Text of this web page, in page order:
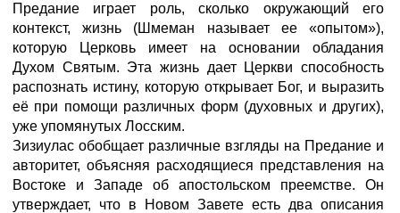
Предание играет роль, сколько окружающий его
контекст, жизнь (Шмеман называет ее «опытом»),
которую Церковь имеет на основании обладания
Духом Святым. Эта жизнь дает Церкви способность
распознать истину, которую открывает Бог, и выразить
её при помощи различных форм (духовных и других),
уже упомянутых Лосским.
Зизиулас обобщает различные взгляды на Предание и
авторитет, объясняя расходящиеся представления на
Востоке и Западе об апостольском преемстве. Он
утверждает, что в Новом Завете есть два описания